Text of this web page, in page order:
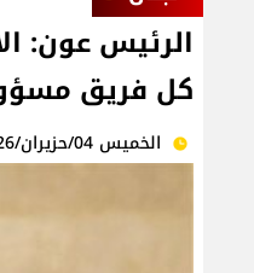
الرئيس عون:
كل فريق
الخميس 04/حزيران/2026 - 12:31 م